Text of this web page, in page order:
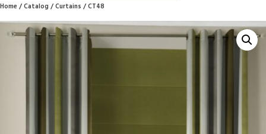
Home/Catalog/Curtains/ CT48